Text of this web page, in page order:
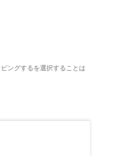
ングするを選択することは